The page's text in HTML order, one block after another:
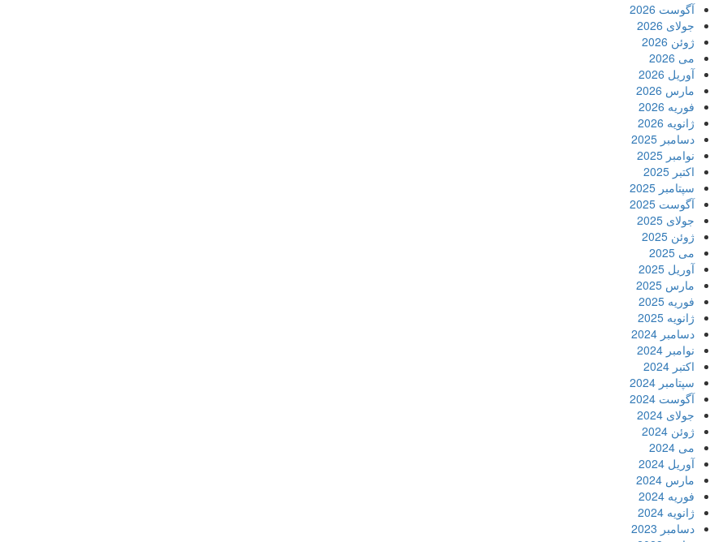
آگوست 2026
جولای 2026
ژوئن 2026
می 2026
آوریل 2026
مارس 2026
فوریه 2026
ژانویه 2026
دسامبر 2025
نوامبر 2025
اکتبر 2025
سپتامبر 2025
آگوست 2025
جولای 2025
ژوئن 2025
می 2025
آوریل 2025
مارس 2025
فوریه 2025
ژانویه 2025
دسامبر 2024
نوامبر 2024
اکتبر 2024
سپتامبر 2024
آگوست 2024
جولای 2024
ژوئن 2024
می 2024
آوریل 2024
مارس 2024
فوریه 2024
ژانویه 2024
دسامبر 2023